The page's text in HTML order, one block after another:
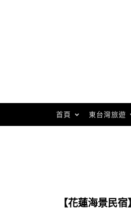
首頁 東台灣旅遊
【花蓮海景民